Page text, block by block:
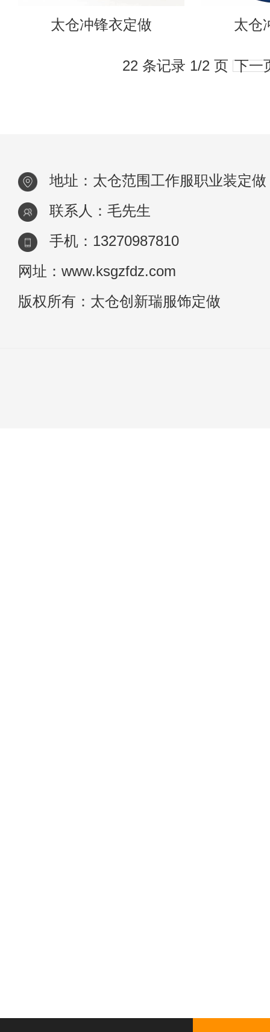
太仓冲锋衣定做 太仓
22 条记录 1/2 页 下一
地址：太仓范围工作服职业装定做
联系人：毛先生
手机：13270987810
网址：www.ksgzfdz.com
版权所有：太仓创新瑞服饰定做